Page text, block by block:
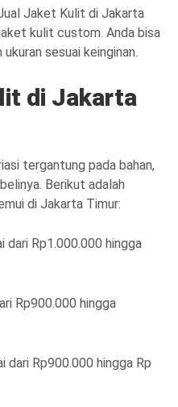
Jaket Kulit di Jakarta
kulit custom. Anda bisa
sesuai keinginan.
di Jakarta
tergantung pada bahan,
Berikut adalah
di Jakarta Timur:
Rp1.000.000 hingga
Rp900.000 hingga
dari Rp900.000 hingga Rp